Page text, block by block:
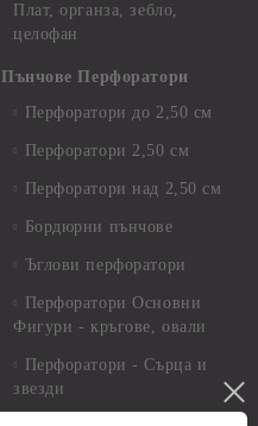
Плат, органза, зебло,
целофан
Пънчове Перфоратори
Перфоратори до 2,50 см
Перфоратори 2,50 см
Перфоратори над 2,50 см
Бордюрни пънчове
Ъглови перфоратори
Перфоратори Основни
Фигури - кръгове, овали
Перфоратори - Сърца и
звезди